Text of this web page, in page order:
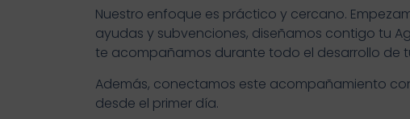
Nuestro enfoque es práctico y cercano.
ayudas y subvenciones, diseñamos contigo tu
te acompañamos durante todo el desarrollo de
Además, conectamos este acompañamiento
desde el primer día.